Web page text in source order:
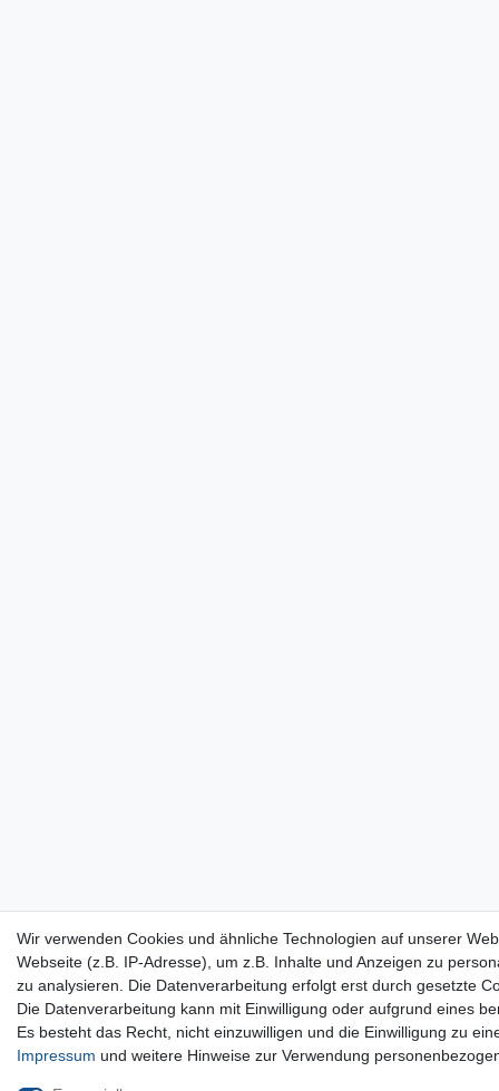
Wir verwenden Cookies und ähnliche Technologien auf unserer
Webseite (z.B. IP-Adresse), um z.B. Inhalte und Anzeigen zu
zu analysieren. Die Datenverarbeitung erfolgt erst durch gesetzte
Die Datenverarbeitung kann mit Einwilligung oder aufgrund eines
Es besteht das Recht, nicht einzuwilligen und die Einwilligung zu
Impressum und weitere Hinweise zur Verwendung